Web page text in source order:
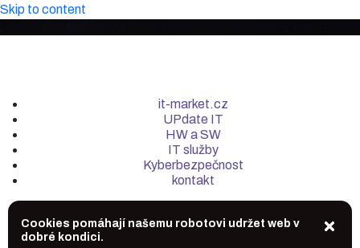
Skip to content
it-market.cz
UPdate IT
HW a SW
IT služby
Kyberbezpečnost
kontakt
Cookies pomáhají našemu robotovi udržet web v
dobré kondici.